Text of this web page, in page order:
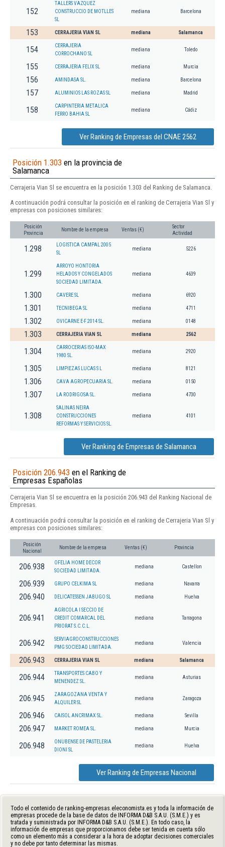
152
TALLERS VAZQUEZ
CONSTRUCCIO DE MOTLLES
SL
mediana Barcelona
153 CERRAJERIA VIAN SL mediana Salamanca
154
CERRAJERIA
CORROCHANO SL
mediana Toledo
155 CERRAJERIA FELIX SL mediana Murcia
156 AMINDASA SL. mediana Barcelona
157 ALUMINIOS LAS ROZAS SL mediana Madrid
158
CARPINTERIA METALICA
FERRO BAHIA SL
mediana Cádiz
Ver Ranking de Empresas del CNAE 2562
Posición 1.303 en la provincia de
Salamanca
Cerrajeria Vian Sl se encuentra en la posición 1.303 del Ranking de Salamanca.
A continuación podrá consultar la posición en el ranking de Cerrajeria Vian Sl y
empresas con posiciones similares:
Posición
Provincia
Nombre de la empresa Ventas (€)
Sector
Actividad
1.298
LOGISTICA CAMPAL 2005
SL
mediana 5226
1.299
ARROYO HONTORIA
HELADOS Y CONGELADOS
SOCIEDAD LIMITADA.
mediana 4639
1.300 CAVERE SL mediana 6920
1.301 TECNIBEGA SL mediana 4711
1.302 OVICARNE E-F 2014 SL. mediana 0148
1.303 CERRAJERIA VIAN SL mediana 2562
1.304
CARROCERIAS ISO-MAX
1980 SL.
mediana 2920
1.305 LIMPIEZAS LUCAS S L mediana 8121
1.306 CAVA AGROPECUARIA SL. mediana 0150
1.307 LA RODRIGOSA SL. mediana 4730
1.308
SALINAS NEIRA
CONSTRUCCIONES
REFORMAS Y SERVICIOS SL.
mediana 4101
Ver Ranking de Empresas de Salamanca
Posición 206.943 en el Ranking de
Empresas Españolas
Cerrajeria Vian Sl se encuentra en la posición 206.943 del Ranking Nacional de
Empresas.
A continuación podrá consultar la posición en el ranking de Cerrajeria Vian Sl y
empresas con posiciones similares:
Posición
Nacional
Nombre de la empresa Ventas (€) Provincia
206.938
OFELIA HOME DECOR
SOCIEDAD LIMITADA.
mediana Castellon
206.939 GRUPO CELKIMA SL mediana Navarra
206.940 DELICATESSEN JABUGO SL mediana Huelva
206.941
AGRICOLA I SECCIO DE
CREDIT COMARCAL DEL
PRIORAT S.C.C.L.
mediana Tarragona
206.942
SERVIAGROCONSTRUCCIONES
PMG SOCIEDAD LIMITADA.
mediana Valencia
206.943 CERRAJERIA VIAN SL mediana Salamanca
206.944
TRANSPORTES CABO Y
MENENDEZ SL.
mediana Asturias
206.945
ZARAGOZANA VENTA Y
ALQUILER SL
mediana Zaragoza
206.946 CAISOL ANCRIMAX SL. mediana Sevilla
206.947 MARKET ROMEA SL. mediana Murcia
206.948
ONUBENSE DE PASTELERIA
DIONI SL
mediana Huelva
Ver Ranking de Empresas Nacional
Todo el contenido de ranking-empresas.eleconomista.es y toda la información de
empresas procede de la base de datos de INFORMA D&B S.A.U. (S.M.E.) y es
tratada y suministrada por INFORMA D&B S.A.U. (S.M.E.). En todo caso, la
información de empresas que proporcionamos debe ser tenida en cuenta sólo
como un elemento más a considerar a la hora de adoptar decisiones comerciales
y no debe por tanto determinar las mismas.